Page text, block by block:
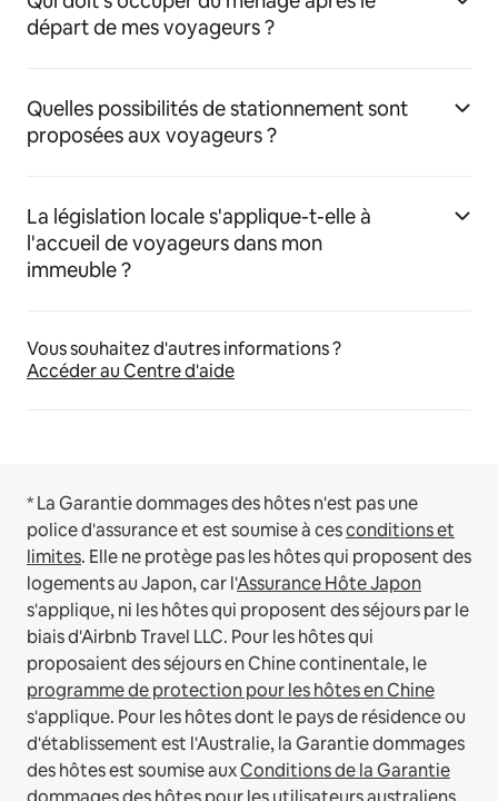
départ de mes voyageurs ?
Quelles possibilités de stationnement sont
proposées aux voyageurs ?
La législation locale s'applique-t-elle à
l'accueil de voyageurs dans mon
immeuble ?
Vous souhaitez d'autres informations ?
Accéder au Centre d'aide
* La Garantie dommages des hôtes n'est pas une
police d'assurance et est soumise à cesconditions et
limites. Elle ne protège pas les hôtes qui proposent des
logements au Japon, car l'Assurance Hôte Japon
s'applique, ni les hôtes qui proposent des séjours par le
biais d'Airbnb Travel LLC. Pour les hôtes qui
proposaient des séjours en Chine continentale, le
programme de protection pour les hôtes en Chine
s'applique. Pour les hôtes dont le pays de résidence ou
d'établissement est l'Australie, la Garantie dommages
des hôtes est soumise auxConditions de la Garantie